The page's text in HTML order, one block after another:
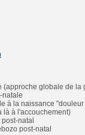
(approche globale de la
natale
à la naissance
là à l'accouchement)
natal
post-natal